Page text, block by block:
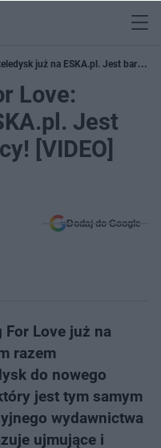
już na ESKA.pl. Jest bardzo
Love:
Jest
[VIDEO]
Dodaj do Google
Love już na
razem
do nowego
jest tym samym
wydawnictwa
ujmujące i